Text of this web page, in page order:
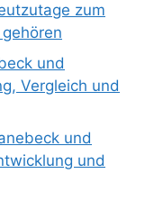
zum
und
Vergleich und
und
und